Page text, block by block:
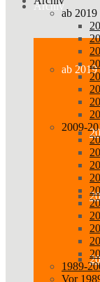
Archiv
ab 2019
ab 2019
2009-
1989-
Vor